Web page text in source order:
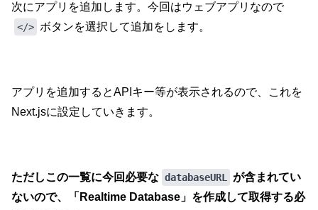
次にアプリを追加します。今回はウェブアプリなので
</> ボタンを選択して追加をします。
アプリを追加するとAPIキー等が表示されるので、これを
Next.jsに設定していきます。
ただしこの一覧に今回必要な databaseURL
が含まれてい
ないので、「Realtime Database」を作成して取得する必